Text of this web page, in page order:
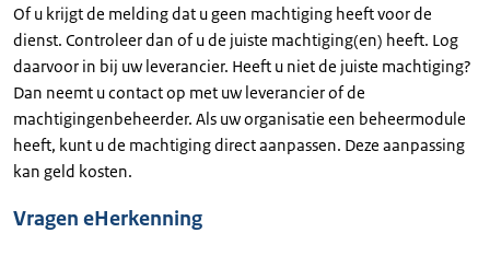
Of u krijgt de melding dat u geen machtiging heeft voor de
dienst. Controleer dan of u de juiste machtiging(en) heeft. Log
daarvoor in bij uw leverancier. Heeft u niet de juiste machtiging?
Dan neemt u contact op met uw leverancier of de
machtigingenbeheerder. Als uw organisatie een beheermodule
heeft, kunt u de machtiging direct aanpassen. Deze aanpassing
kan geld kosten.
Vragen eHerkenning